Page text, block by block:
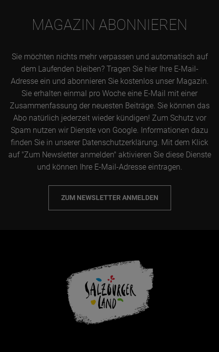
MAGAZIN ABONNIEREN
Sie möchten nichts mehr verpassen und automatisch auf
dem Laufenden bleiben? Tragen Sie hier Ihre E-Mail-
Adresse ein und abonnieren Sie kostenlos unser Magazin.
Sie erhalten einmal pro Woche eine E-Mail mit einer
Zusammenfassung der neuesten Beiträge. Sie können das
Abo natürlich jederzeit wieder kündigen! Zum Schutz vor
Spam nutzen wir Dienste von Google. Informationen dazu
finden Sie in unserer Datenschutzerklärung. Mit dem Klick
auf "Zum Newsletter anmelden" aktivieren Sie diese Dienste
und können Ihre E-Mail-Adresse eintragen.
ZUM NEWSLETTER ANMELDEN